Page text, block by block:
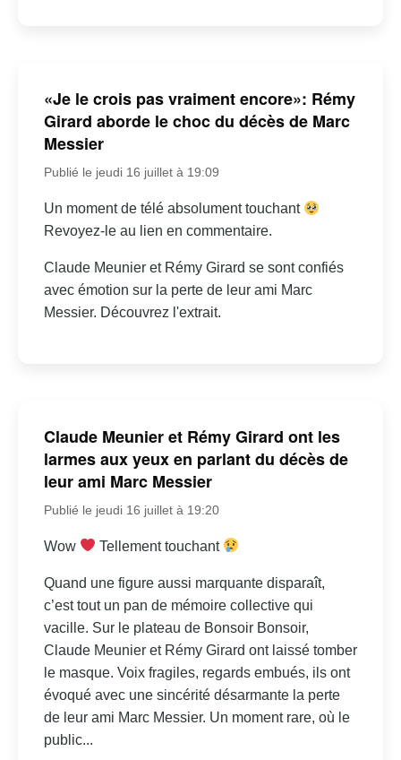
«Je le crois pas vraiment encore»: Rémy
Girard aborde le choc du décès de Marc
Messier
Publié le jeudi 16 juillet à 19:09
Un moment de télé absolument touchant
Revoyez-le au lien en commentaire.
Claude Meunier et Rémy Girard se sont confiés
avec émotion sur la perte de leur ami Marc
Messier. Découvrez l'extrait.
Claude Meunier et Rémy Girard ont les
larmes aux yeux en parlant du décès de
leur ami Marc Messier
Publié le jeudi 16 juillet à 19:20
Wow Tellement touchant
Quand une figure aussi marquante disparaît,
c’est tout un pan de mémoire collective qui
vacille. Sur le plateau de Bonsoir Bonsoir,
Claude Meunier et Rémy Girard ont laissé tomber
le masque. Voix fragiles, regards embués, ils ont
évoqué avec une sincérité désarmante la perte
de leur ami Marc Messier. Un moment rare, où le
public...